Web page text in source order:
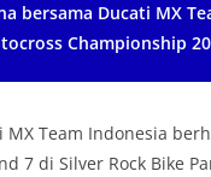
bersama Ducati MX
Championship
MX Team Indonesia
7 di Silver Rock Bike